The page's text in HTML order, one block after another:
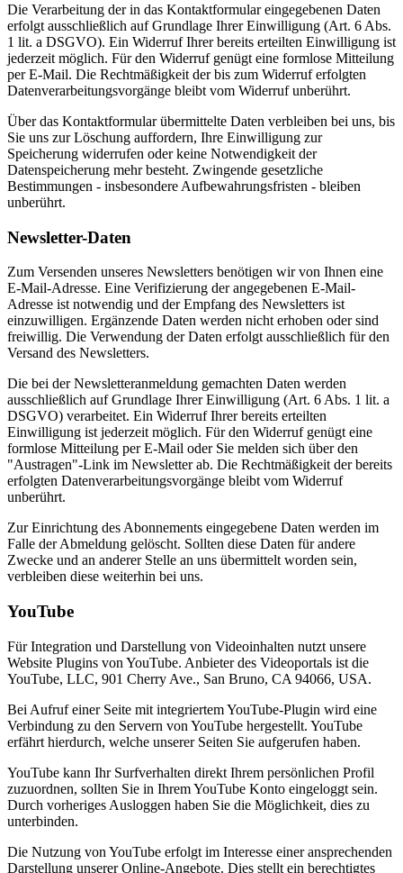
Die Verarbeitung der in das Kontaktformular eingegebenen Daten
erfolgt ausschließlich auf Grundlage Ihrer Einwilligung (Art. 6 Abs.
1 lit. a DSGVO). Ein Widerruf Ihrer bereits erteilten Einwilligung ist
jederzeit möglich. Für den Widerruf genügt eine formlose Mitteilung
per E-Mail. Die Rechtmäßigkeit der bis zum Widerruf erfolgten
Datenverarbeitungsvorgänge bleibt vom Widerruf unberührt.
Über das Kontaktformular übermittelte Daten verbleiben bei uns, bis
Sie uns zur Löschung auffordern, Ihre Einwilligung zur
Speicherung widerrufen oder keine Notwendigkeit der
Datenspeicherung mehr besteht. Zwingende gesetzliche
Bestimmungen - insbesondere Aufbewahrungsfristen - bleiben
unberührt.
Newsletter-Daten
Zum Versenden unseres Newsletters benötigen wir von Ihnen eine
E-Mail-Adresse. Eine Verifizierung der angegebenen E-Mail-
Adresse ist notwendig und der Empfang des Newsletters ist
einzuwilligen. Ergänzende Daten werden nicht erhoben oder sind
freiwillig. Die Verwendung der Daten erfolgt ausschließlich für den
Versand des Newsletters.
Die bei der Newsletteranmeldung gemachten Daten werden
ausschließlich auf Grundlage Ihrer Einwilligung (Art. 6 Abs. 1 lit. a
DSGVO) verarbeitet. Ein Widerruf Ihrer bereits erteilten
Einwilligung ist jederzeit möglich. Für den Widerruf genügt eine
formlose Mitteilung per E-Mail oder Sie melden sich über den
"Austragen"-Link im Newsletter ab. Die Rechtmäßigkeit der bereits
erfolgten Datenverarbeitungsvorgänge bleibt vom Widerruf
unberührt.
Zur Einrichtung des Abonnements eingegebene Daten werden im
Falle der Abmeldung gelöscht. Sollten diese Daten für andere
Zwecke und an anderer Stelle an uns übermittelt worden sein,
verbleiben diese weiterhin bei uns.
YouTube
Für Integration und Darstellung von Videoinhalten nutzt unsere
Website Plugins von YouTube. Anbieter des Videoportals ist die
YouTube, LLC, 901 Cherry Ave., San Bruno, CA 94066, USA.
Bei Aufruf einer Seite mit integriertem YouTube-Plugin wird eine
Verbindung zu den Servern von YouTube hergestellt. YouTube
erfährt hierdurch, welche unserer Seiten Sie aufgerufen haben.
YouTube kann Ihr Surfverhalten direkt Ihrem persönlichen Profil
zuzuordnen, sollten Sie in Ihrem YouTube Konto eingeloggt sein.
Durch vorheriges Ausloggen haben Sie die Möglichkeit, dies zu
unterbinden.
Die Nutzung von YouTube erfolgt im Interesse einer ansprechenden
Darstellung unserer Online-Angebote. Dies stellt ein berechtigtes